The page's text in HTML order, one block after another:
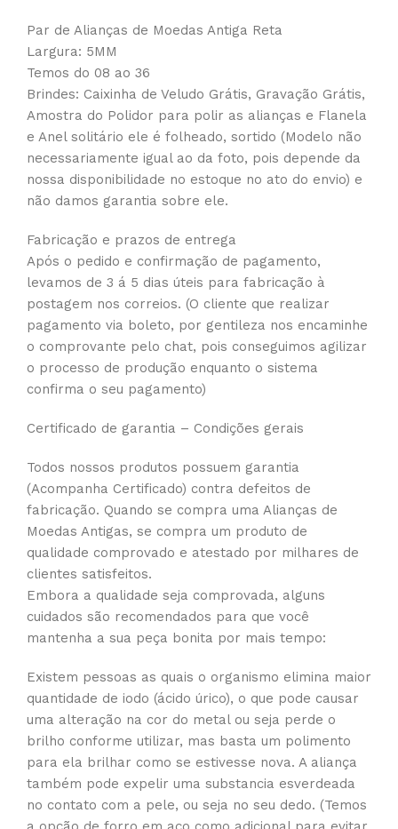
Par de Alianças de Moedas Antiga Reta
Largura: 5MM
Temos do 08 ao 36
Brindes: Caixinha de Veludo Grátis, Gravação Grátis,
Amostra do Polidor para polir as alianças e Flanela
e Anel solitário ele é folheado, sortido (Modelo não
necessariamente igual ao da foto, pois depende da
nossa disponibilidade no estoque no ato do envio) e
não damos garantia sobre ele.
Fabricação e prazos de entrega
Após o pedido e confirmação de pagamento,
levamos de 3 á 5 dias úteis para fabricação à
postagem nos correios. (O cliente que realizar
pagamento via boleto, por gentileza nos encaminhe
o comprovante pelo chat, pois conseguimos agilizar
o processo de produção enquanto o sistema
confirma o seu pagamento)
Certificado de garantia – Condições gerais
Todos nossos produtos possuem garantia
(Acompanha Certificado) contra defeitos de
fabricação. Quando se compra uma Alianças de
Moedas Antigas, se compra um produto de
qualidade comprovado e atestado por milhares de
clientes satisfeitos.
Embora a qualidade seja comprovada, alguns
cuidados são recomendados para que você
mantenha a sua peça bonita por mais tempo:
Existem pessoas as quais o organismo elimina maior
quantidade de iodo (ácido úrico), o que pode causar
uma alteração na cor do metal ou seja perde o
brilho conforme utilizar, mas basta um polimento
para ela brilhar como se estivesse nova. A aliança
também pode expelir uma substancia esverdeada
no contato com a pele, ou seja no seu dedo. (Temos